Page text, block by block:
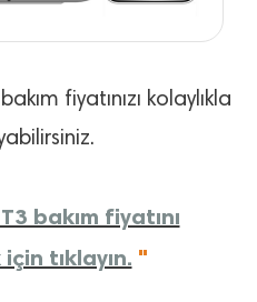
bakım fiyatınızı kolaylıkla
bakım fiyatını
tıklayın. "